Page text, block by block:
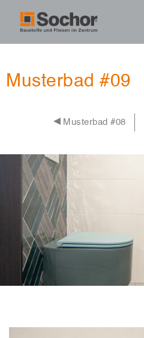
Musterbad #09
Musterbad #08